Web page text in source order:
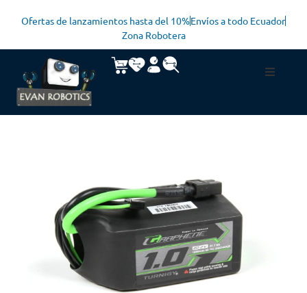
Ofertas de lanzamientos hasta del 10%Envíos a todo Ecuador
Zona Robotera